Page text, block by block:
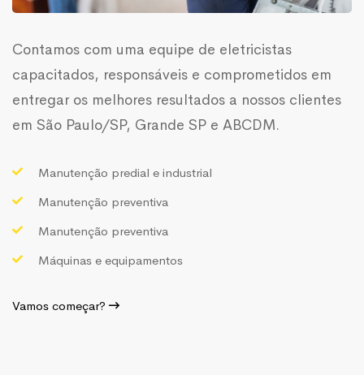
Contamos com uma equipe de eletricistas
capacitados, responsáveis e comprometidos em
entregar os melhores resultados a nossos clientes
em São Paulo/SP, Grande SP e ABCDM.
Manutenção predial e industrial
Manutenção preventiva
Manutenção preventiva
Máquinas e equipamentos
Vamos começar?